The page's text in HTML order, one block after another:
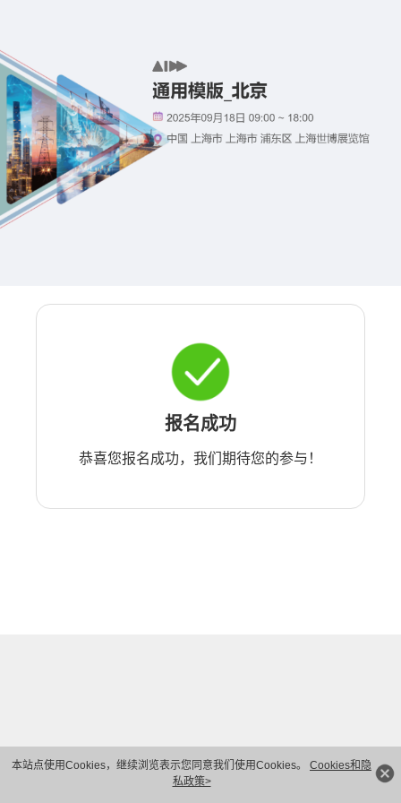
本站点使用Cookies，继续浏览表示您同意我们使用Cookies。 Cookies和隐
私政策>
报名成功
恭喜您报名成功，我们期待您的参与！